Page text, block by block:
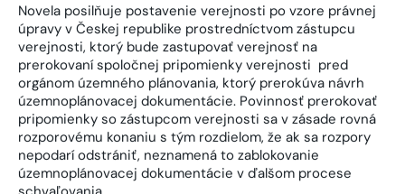
Novela posilňuje postavenie verejnosti po vzore právnej
úpravy v Českej republike prostredníctvom zástupcu
verejnosti, ktorý bude zastupovať verejnosť na
prerokovaní spoločnej pripomienky verejnosti pred
orgánom územného plánovania, ktorý prerokúva návrh
územnoplánovacej dokumentácie. Povinnosť prerokovať
pripomienky so zástupcom verejnosti sa v zásade rovná
rozporovému konaniu s tým rozdielom, že ak sa rozpory
nepodarí odstrániť, neznamená to zablokovanie
územnoplánovacej dokumentácie v ďalšom procese